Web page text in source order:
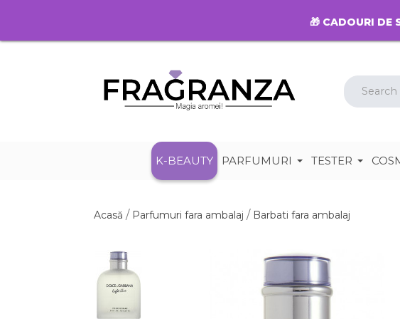
🎁 CADOURI DE
K-BEAUTY PARFUMURI TESTER
Acasă Parfumuri fara ambalaj Barbati fara ambalaj